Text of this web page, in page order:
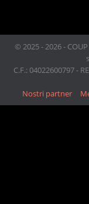
© 2025 - 2026 -
C.F.: 04022600797 -
Nostri partner